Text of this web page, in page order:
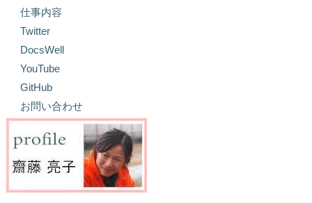
仕事内容
Twitter
DocsWell
YouTube
GitHub
お問い合わせ